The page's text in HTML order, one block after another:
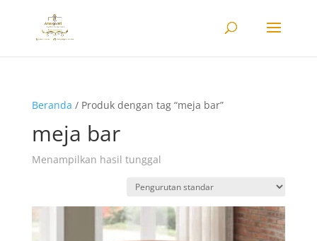
Beranda / Produk dengan tag “meja bar”
meja bar
Menampilkan hasil tunggal